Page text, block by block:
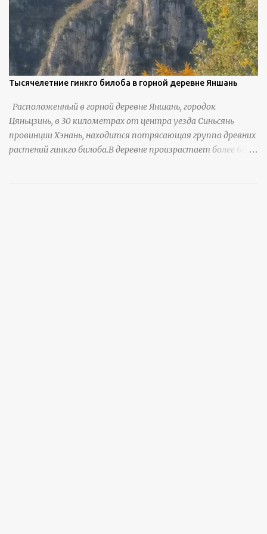
Тысячелетние гинкго билоба в горной деревне Яншань
Расположенный в горной деревне Яншань, городок
Цяньцзинь, в 30 километрах от центра уезда Синьсянь
провинции Хэнань, находится потрясающая группа древних
растений гинкго билоба.В деревне произрастает более 6800